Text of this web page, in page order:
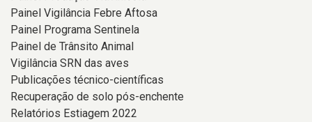
Painel Vigilância Febre Aftosa
Painel Programa Sentinela
Painel de Trânsito Animal
Vigilância SRN das aves
Publicações técnico-científicas
Recuperação de solo pós-enchente
Relatórios Estiagem 2022